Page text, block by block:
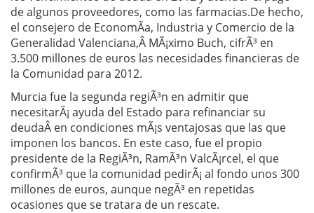
de algunos proveedores, como las farmacias.De hecho,
el consejero de EconomÃ­a, Industria y Comercio de la
Generalidad Valenciana,Â MÃ¡ximo Buch, cifrÃ³ en
3.500 millones de euros las necesidades financieras de
la Comunidad para 2012.
Murcia fue la segunda regiÃ³n en admitir que
necesitarÃ¡ ayuda del Estado para refinanciar su
deudaÂ en condiciones mÃ¡s ventajosas que las que
imponen los bancos. En este caso, fue el propio
presidente de la RegiÃ³n, RamÃ³n ValcÃ¡rcel, el que
confirmÃ³ que la comunidad pedirÃ¡ al fondo unos 300
millones de euros, aunque negÃ³ en repetidas
ocasiones que se tratara de un rescate.